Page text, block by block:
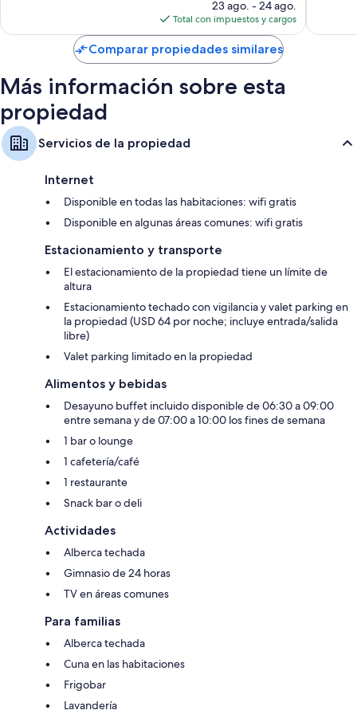
Áreas de descanso independientes, frigobares y cafeteras
precio
actual
es
de
$151
23 ago. - 24 ago.
Total con impuestos y cargos
Comparar propiedades similares
Más información sobre esta
propiedad
Servicios de la propiedad
Internet
Disponible en todas las habitaciones: wifi gratis
Disponible en algunas áreas comunes: wifi gratis
Estacionamiento y transporte
El estacionamiento de la propiedad tiene un límite de
altura
Estacionamiento techado con vigilancia y valet parking en
la propiedad (USD 64 por noche; incluye entrada/salida
libre)
Valet parking limitado en la propiedad
Alimentos y bebidas
Desayuno buffet incluido disponible de 06:30 a 09:00
entre semana y de 07:00 a 10:00 los fines de semana
1 bar o lounge
1 cafetería/café
1 restaurante
Snack bar o deli
Actividades
Alberca techada
Gimnasio de 24 horas
TV en áreas comunes
Para familias
Alberca techada
Cuna en las habitaciones
Frigobar
Lavandería